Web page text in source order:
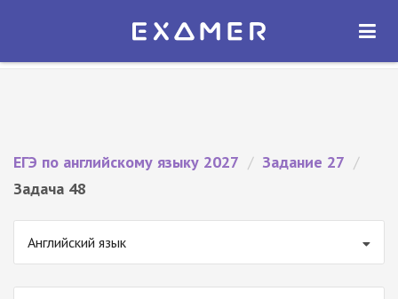
Экзамер — ЕГЭ 2027
ОТКРЫТЬ
ЕГЭ по английскому языку 2027 / Задание 27 /
Задача 48
Английский язык